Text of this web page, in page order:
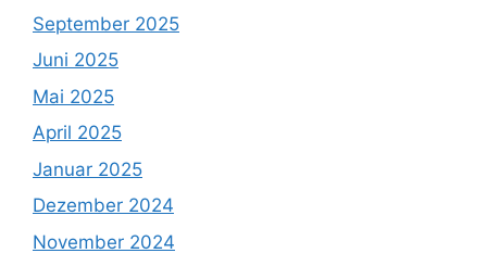
September 2025
Juni 2025
Mai 2025
April 2025
Januar 2025
Dezember 2024
November 2024